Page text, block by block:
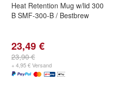
Heat Retention Mug w/lid 300
B SMF-300-B / Bestbrew
23,49 €
23,90 €
+ 4,95 € Versand